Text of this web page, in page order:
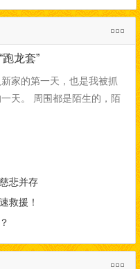
龙套”
家的第一天，也是我被抓
天。 周围都是陌生的，陌
悲并存
救援！